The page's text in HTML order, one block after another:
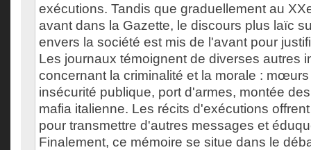
exécutions. Tandis que graduellement au
avant dans la Gazette, le discours plus laïc
envers la société est mis de l'avant pour
Les journaux témoignent de diverses autres
concernant la criminalité et la morale :
insécurité publique, port d'armes, montée
mafia italienne. Les récits d'exécutions
pour transmettre d'autres messages et
Finalement, ce mémoire se situe dans le